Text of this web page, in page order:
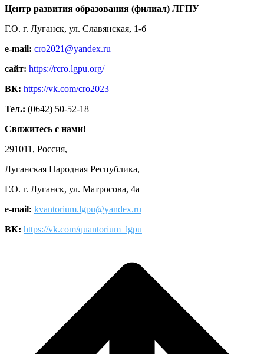
Центр развития образования (филиал) ЛГПУ
Г.О. г. Луганск, ул. Славянская, 1-б
e-mail: cro2021@yandex.ru
сайт: https://rcro.lgpu.org/
ВК: https://vk.com/cro2023
Тел.: (0642) 50-52-18
Свяжитесь с нами!
291011, Россия,
Луганская Народная Республика,
Г.О. г. Луганск, ул. Матросова, 4а
e-mail: kvantorium.lgpu@yandex.ru
ВК: https://vk.com/quantorium_lgpu